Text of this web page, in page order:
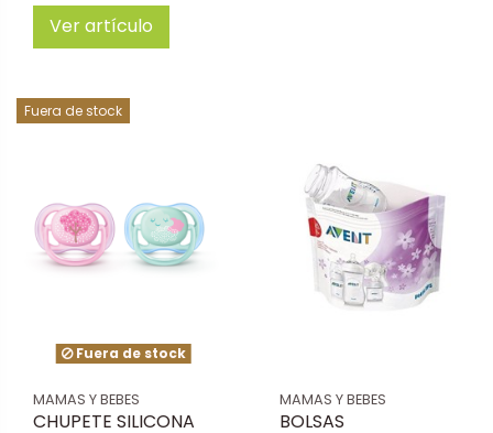
Ver artículo
Fuera de stock
Fuera de stock
MAMAS Y BEBES
CHUPETE SILICONA
MAMAS Y BEBES
BOLSAS